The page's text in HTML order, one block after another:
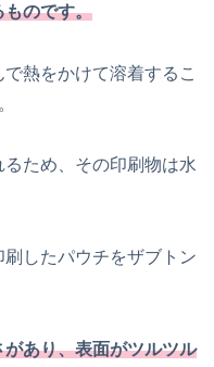
ものです。
熱をかけて溶着するこ
ため、その印刷物は水
したパウチをザブトン
あり、表面がツルツル